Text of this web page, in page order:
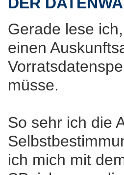
Gerade lese
einen
müsse.
So sehr ich die
ich mich mit